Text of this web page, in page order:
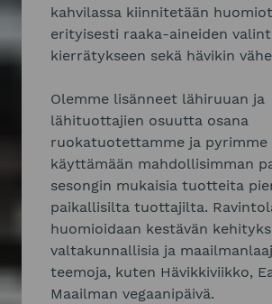
kahvilassa kiinnitetään
erityisesti raaka-aineiden
kierrätykseen sekä hävikin
Olemme lisänneet lähiruuan ja
lähituottajien osuutta osana
ruokatuotettamme ja pyrimme
käyttämään mahdollisimman
sesongin mukaisia tuotteita
paikallisilta tuottajilta.
huomioidaan kestävän
valtakunnallisia ja
teemoja, kuten Hävikkiviikko,
Maailman vegaanipäivä.